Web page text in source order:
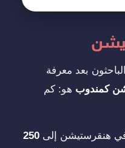
بعد معرفة
كمندوب هو: كم
هنقرستيشن إلى 250